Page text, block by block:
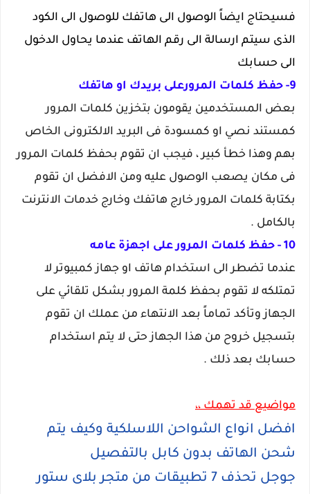
فسيحتاج ايضاً الوصول الى هاتفك للوصول الى الكود
الذى سيتم ارسالة الى رقم الهاتف عندما يحاول الدخول
الى حسابك
9- حفظ كلمات المرورعلى بريدك او هاتفك
بعض المستخدمين يقومون بتخزين كلمات المرور
كمستند نصي او كمسودة فى البريد الالكترونى الخاص
بهم وهذا خطأ كبير ، فيجب ان تقوم بحفظ كلمات المرور
فى مكان يصعب الوصول عليه ومن الافضل ان تقوم
بكتابة كلمات المرور خارج هاتفك وخارج خدمات الانترنت
بالكامل .
10 - حفظ كلمات المرور على اجهزة عامه
عندما تضطر الى استخدام هاتف او جهاز كمبيوتر لا
تمتلكه لا تقوم بحفظ كلمة المرور بشكل تلقائي على
الجهاز وتأكد تماماً بعد الانتهاء من عملك ان تقوم
بتسجيل خروح من هذا الجهاز حتى لا يتم استخدام
حسابك بعد ذلك .
مواضيع قد تهمك ،،
افضل انواع الشواحن اللاسلكية وكيف يتم
شحن الهاتف بدون كابل بالتفصيل
جوجل تحذف 7 تطبيقات من متجر بلاى ستور